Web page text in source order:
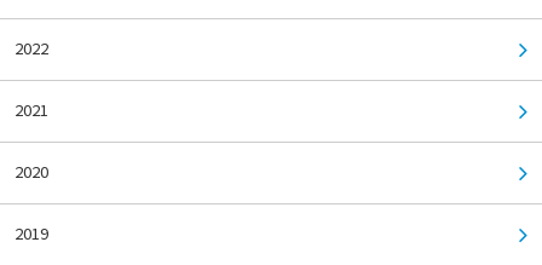
2022
2021
2020
2019